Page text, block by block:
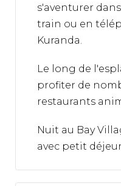
- Les transferts
Island depuis
- L’assistance
s'aventurer
train ou en
Kuranda.
Le long de
profiter de
restaurants
Nuit au Bay
avec petit